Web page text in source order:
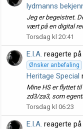
lydmanns
Jeg er begeistret.
vært på en digital
Torsdag kl 20:41
E.I.A. reagerte på
Ønsker anbefaling
Heritage Special
Mine HS er flyttet
zd3/za3, som
Torsdag kl 06:23
E.I.A. reagerte på